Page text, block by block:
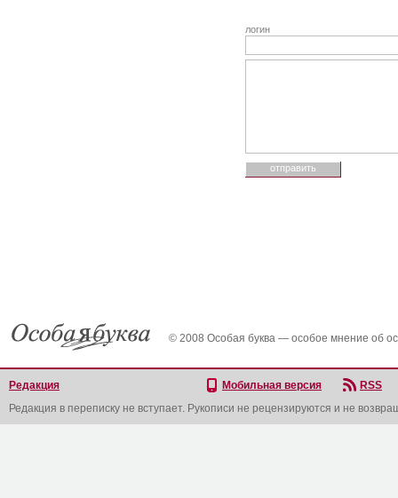
логин
© 2008 Особая буква — особое мнение об
Редакция Мобильная версия
RSS
Редакция в переписку не вступает. Рукописи не рецензируются и не